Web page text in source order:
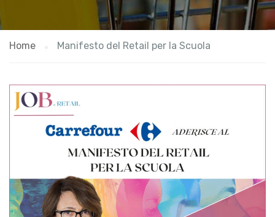
Home Manifesto del Retail per la Scuola